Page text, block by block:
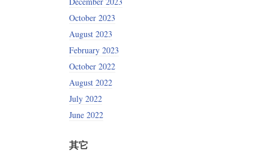
October 2023
August 2023
February 2023
October 2022
August 2022
July 2022
June 2022
其它